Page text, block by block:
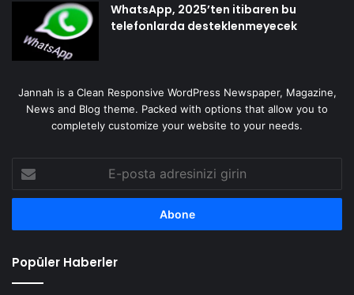
WhatsApp, 2025’ten itibaren bu
telefonlarda desteklenmeyecek
Jannah is a Clean Responsive WordPress Newspaper, Magazine,
News and Blog theme. Packed with options that allow you to
completely customize your website to your needs.
posta
adresinizi
Popüler Haberler